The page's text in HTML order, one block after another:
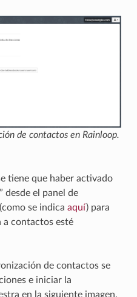
de contactos en Rainloop.
tiene que haber activado
desde el panel de
se indica aquí) para
a contactos esté
de contactos se
e iniciar la
en la siguiente imagen.